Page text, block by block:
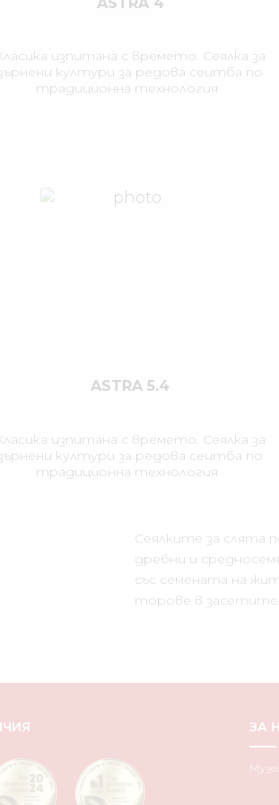
изпитана с времето. Сеялка за
култури за редова сеитба по
традиционна технология
ASTRA 5.4
изпитана с времето. Сеялка за
култури за редова сеитба по
традиционна технология
Сеялките за слята
дребни и
със семената на
торове в засетите
ЗА